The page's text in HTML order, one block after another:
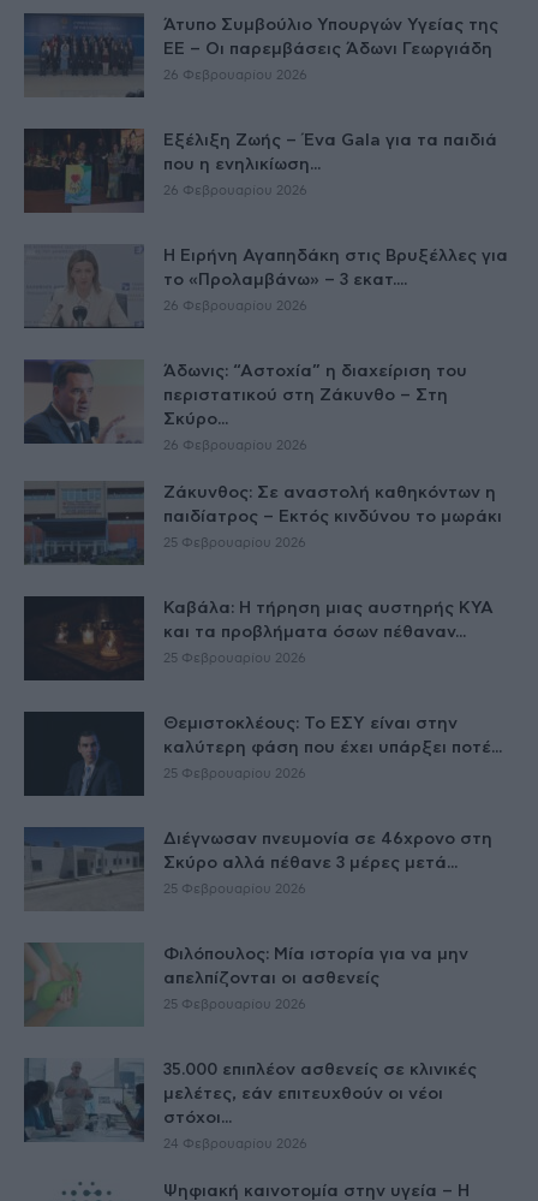
Άτυπο Συμβούλιο Υπουργών Υγείας της
ΕE – Οι παρεμβάσεις Άδωνι Γεωργιάδη
26 Φεβρουαρίου 2026
Εξέλιξη Ζωής – Ένα Gala για τα παιδιά
που η ενηλικίωση...
26 Φεβρουαρίου 2026
Η Ειρήνη Αγαπηδάκη στις Βρυξέλλες για
το «Προλαμβάνω» – 3 εκατ....
26 Φεβρουαρίου 2026
Άδωνις: “Αστοχία” η διαχείριση του
περιστατικού στη Ζάκυνθο – Στη
Σκύρο...
26 Φεβρουαρίου 2026
Ζάκυνθος: Σε αναστολή καθηκόντων η
παιδίατρος – Εκτός κινδύνου το μωράκι
25 Φεβρουαρίου 2026
Καβάλα: Η τήρηση μιας αυστηρής ΚΥΑ
και τα προβλήματα όσων πέθαναν...
25 Φεβρουαρίου 2026
Θεμιστοκλέους: Το ΕΣΥ είναι στην
καλύτερη φάση που έχει υπάρξει ποτέ...
25 Φεβρουαρίου 2026
Διέγνωσαν πνευμονία σε 46χρονο στη
Σκύρο αλλά πέθανε 3 μέρες μετά...
25 Φεβρουαρίου 2026
Φιλόπουλος: Μία ιστορία για να μην
απελπίζονται οι ασθενείς
25 Φεβρουαρίου 2026
35.000 επιπλέον ασθενείς σε κλινικές
μελέτες, εάν επιτευχθούν οι νέοι
στόχοι...
24 Φεβρουαρίου 2026
Ψηφιακή καινοτομία στην υγεία – H